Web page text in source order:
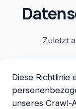
Zuletzt
Diese Richtlinie
unseres Crawl-